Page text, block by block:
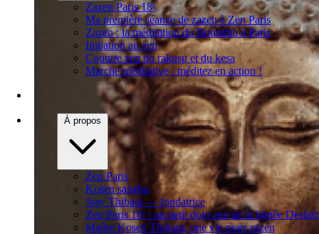
Zazen Paris 18ᵉ
Ma première séance de zazen à Zen Paris
Zazen : la méditation du Bouddha à Paris
Initiation au zen
Couture zen du rakusu et du kesa
Marche méditative : méditez en action !
À propos
Zen Paris
Kosen sangha
Josy Thibaut — fondatrice
Zen Paris 18ᵉ : un petit dojo zen de la lignée
Maître Kosen Thibaut, une vie pour zazen